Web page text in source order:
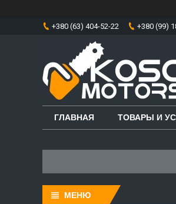
+380 (63) 404-52-22 +380 (99)
ГЛАВНАЯ ТОВАРЫ И